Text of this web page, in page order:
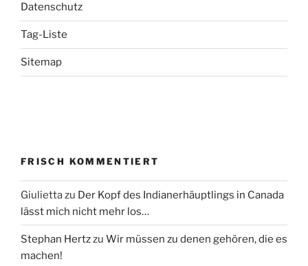
Datenschutz
Tag-Liste
Sitemap
FRISCH KOMMENTIERT
Giuliettazu Der Kopf des Indianerhäuptlings in Canada
lässt mich nicht mehr los…
Stephan Hertzzu Wir müssen zu denen gehören, die es
machen!